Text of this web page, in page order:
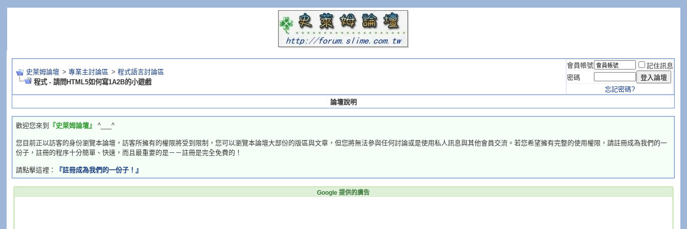
史萊姆論壇 >專業主討論區 >程式語言討論區
程式 - 請問HTML5如何寫1A2B的小遊戲
會員帳號
記住訊息
密碼
忘記密碼?
論壇說明
歡迎您來到 『史萊姆論壇』 ^___^
您目前正以訪客的身份瀏覽本論壇，訪客所擁有的權限將受到限制，您可以瀏覽本論壇大部份的版區與文章，但您將無法參與任何討論或是使用私人訊息與其他會員交流。若您希望擁有完整的使用權限，請註冊成為我們的一
份子，註冊的程序十分簡單、快速，而且最重要的是－－註冊是完全免費的！
請點擊這裡： 『註冊成為我們的一份子！』
Google 提供的廣告